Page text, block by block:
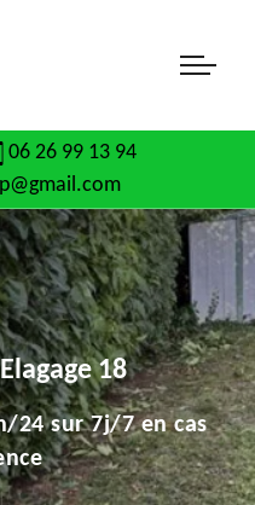
06 26 99 13 94
18
24 sur 7j/7 en cas